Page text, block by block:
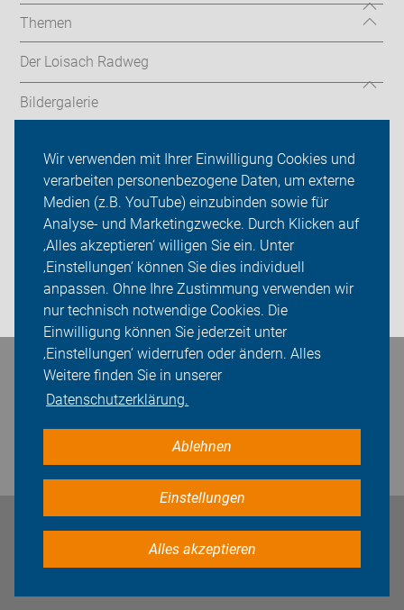
Wir verwenden mit Ihrer Einwilligung Cookies und
verarbeiten personenbezogene Daten, um externe
Medien (z.B. YouTube) einzubinden sowie für
Analyse- und Marketingzwecke. Durch Klicken auf
‚Alles akzeptieren‘ willigen Sie ein. Unter
‚Einstellungen‘ können Sie dies individuell
anpassen. Ohne Ihre Zustimmung verwenden wir
nur technisch notwendige Cookies. Die
Einwilligung können Sie jederzeit unter
‚Einstellungen‘ widerrufen oder ändern. Alles
Weitere finden Sie in unserer
Datenschutzerklärung.
Ablehnen
Einstellungen
Alles akzeptieren
Themen
Der Loisach Radweg
Bildergalerie
ADFC Bad Tölz-Wolfratshausen
Sei dabei
Presse
Login
Bleiben Sie in Kontakt